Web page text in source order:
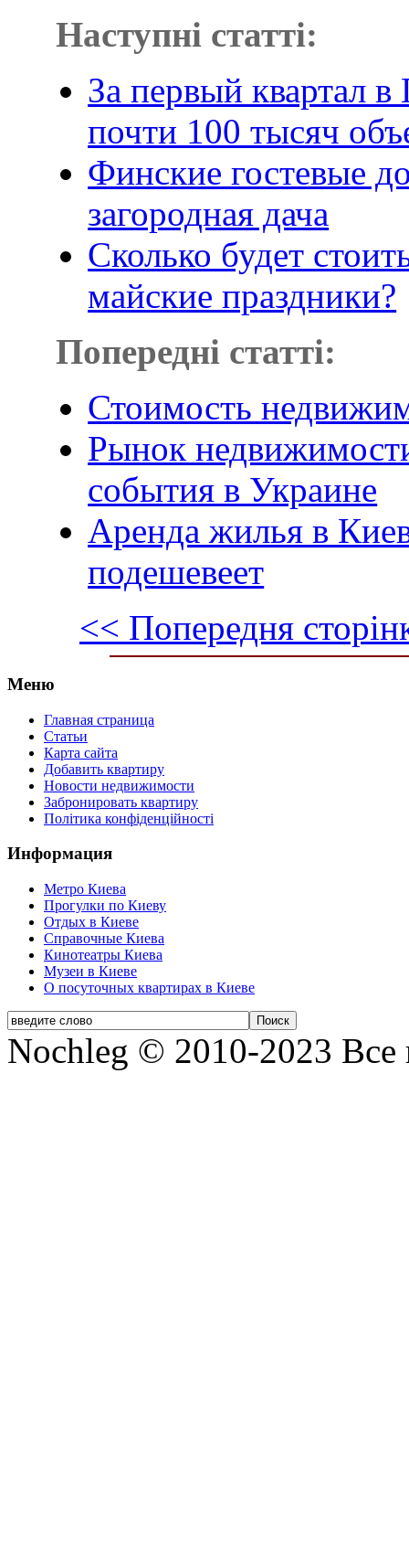
Наступні статті:
За первый квартал
почти 100 тысяч
Финские гостевые
загородная дача
Сколько будет
майские праздники?
Попередні статті:
Стоимость
Рынок
события в Украине
Аренда жилья в
подешевеет
<< Попередня
Меню
Главная страница
Статьи
Карта сайта
Добавить квартиру
Новости недвижимости
Забронировать квартиру
Політика конфіденційності
Информация
Метро Киева
Прогулки по Киеву
Отдых в Киеве
Справочные Киева
Кинотеатры Киева
Музеи в Киеве
О посуточных квартирах в Киеве
Nochleg © 2010-2023